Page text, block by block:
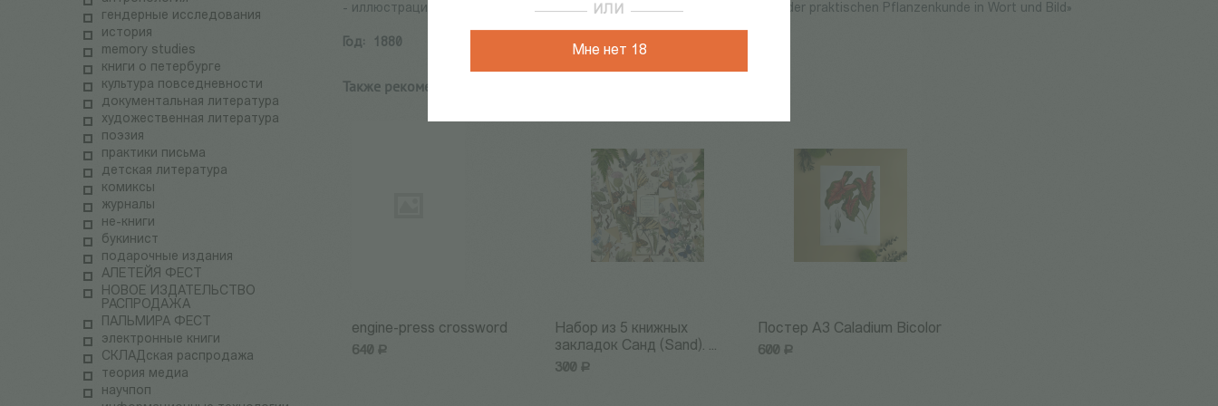
ИЛИ
Мне нет 18
гендерные исследования
история
memory studies
книги о петербурге
культура повседневности
документальная литература
художественная литература
поэзия
практики письма
детская литература
комиксы
журналы
не-книги
букинист
подарочные издания
АЛЕТЕЙЯ ФЕСТ
НОВОЕ ИЗДАТЕЛЬСТВО
РАСПРОДАЖА
ПАЛЬМИРА ФЕСТ
электронные книги
СКЛАДская распродажа
теория медиа
научпоп
- иллюстрация из книги немецкого ботаника Карла Гофмана «Lehrbuch der praktischen Pflanzenkunde in Wort und Bild»
Год: 1880
Также рекомендуем:
engine-press crossword
640 Р
Набор из 5 книжных
закладок Санд (Sand). ...
300 Р
Постер А3 Caladium Bicolor
600 Р